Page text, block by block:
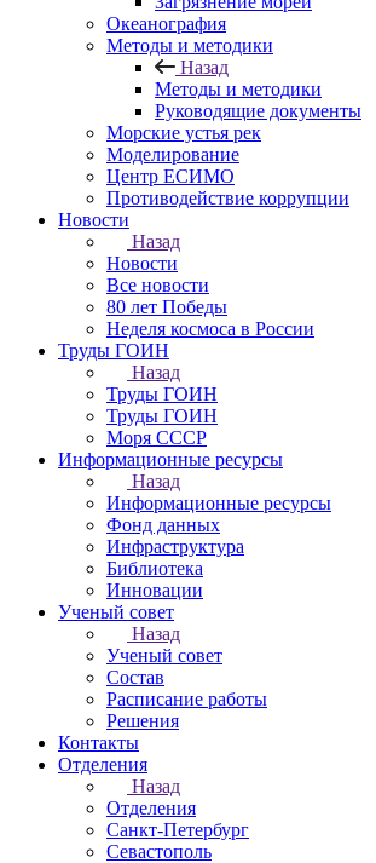
Океанография
Методы и методики
Назад
Методы и методики
Руководящие документы
Морские устья рек
Моделирование
Центр ЕСИМО
Противодействие коррупции
Новости
Назад
Новости
Все новости
80 лет Победы
Неделя космоса в России
Труды ГОИН
Назад
Труды ГОИН
Труды ГОИН
Моря СССР
Информационные ресурсы
Назад
Информационные ресурсы
Фонд данных
Инфраструктура
Библиотека
Инновации
Ученый совет
Назад
Ученый совет
Состав
Расписание работы
Решения
Контакты
Отделения
Назад
Отделения
Санкт-Петербург
Севастополь